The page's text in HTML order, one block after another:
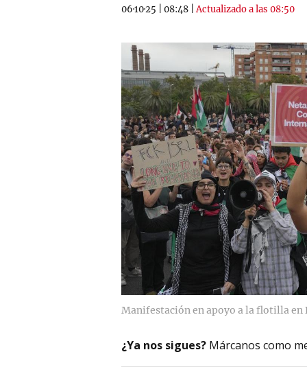
06·10·25 08:48 |Actualizado a las 08:50
Manifestación en apoyo a la flotilla en
¿Ya nos sigues? Márcanos como